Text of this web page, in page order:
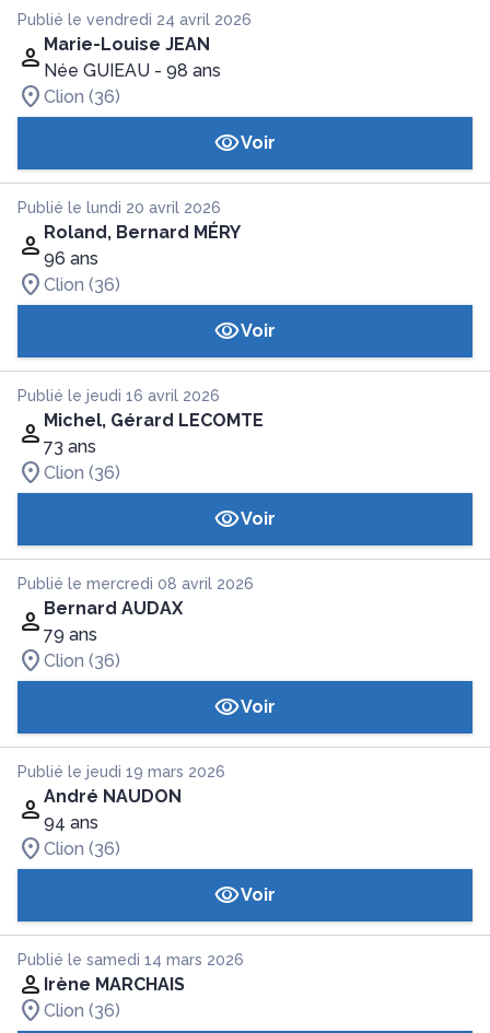
Publié le vendredi 24 avril 2026
Marie-Louise JEAN
Née GUIEAU - 98 ans
Clion (36)
Voir
Publié le lundi 20 avril 2026
Roland, Bernard MÉRY
96 ans
Clion (36)
Voir
Publié le jeudi 16 avril 2026
Michel, Gérard LECOMTE
73 ans
Clion (36)
Voir
Publié le mercredi 08 avril 2026
Bernard AUDAX
79 ans
Clion (36)
Voir
Publié le jeudi 19 mars 2026
André NAUDON
94 ans
Clion (36)
Voir
Publié le samedi 14 mars 2026
Irène MARCHAIS
Clion (36)